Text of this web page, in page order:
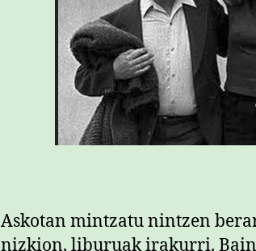
Askotan mintzatu nintzen
nizkion, liburuak irakurri.